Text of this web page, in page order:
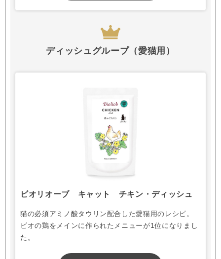
ディッシュグループ（愛猫用）
ビオリオーブ キャット チキン・ディッシュ
猫の必須アミノ酸タウリン配合した愛猫用のレシピ。
ビオの鶏をメインに作られたメニューが1位になりまし
た。